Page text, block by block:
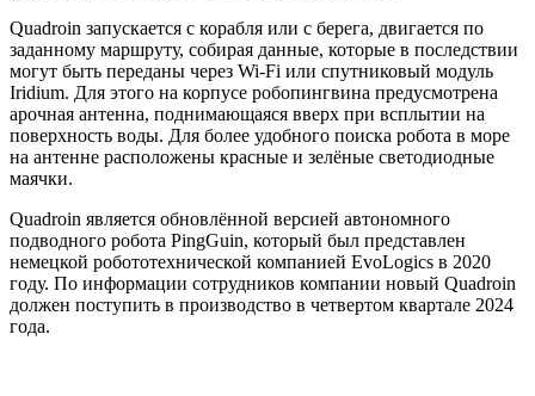
Quadroin запускается с корабля или с берега, двигается по
заданному маршруту, собирая данные, которые в последствии
могут быть переданы через Wi-Fi или спутниковый модуль
Iridium. Для этого на корпусе робопингвина предусмотрена
арочная антенна, поднимающаяся вверх при всплытии на
поверхность воды. Для более удобного поиска робота в море
на антенне расположены красные и зелёные светодиодные
маячки.
Quadroin является обновлённой версией автономного
подводного робота PingGuin, который был представлен
немецкой робототехнической компанией EvoLogics в 2020
году. По информации сотрудников компании новый Quadroin
должен поступить в производство в четвертом квартале 2024
года.